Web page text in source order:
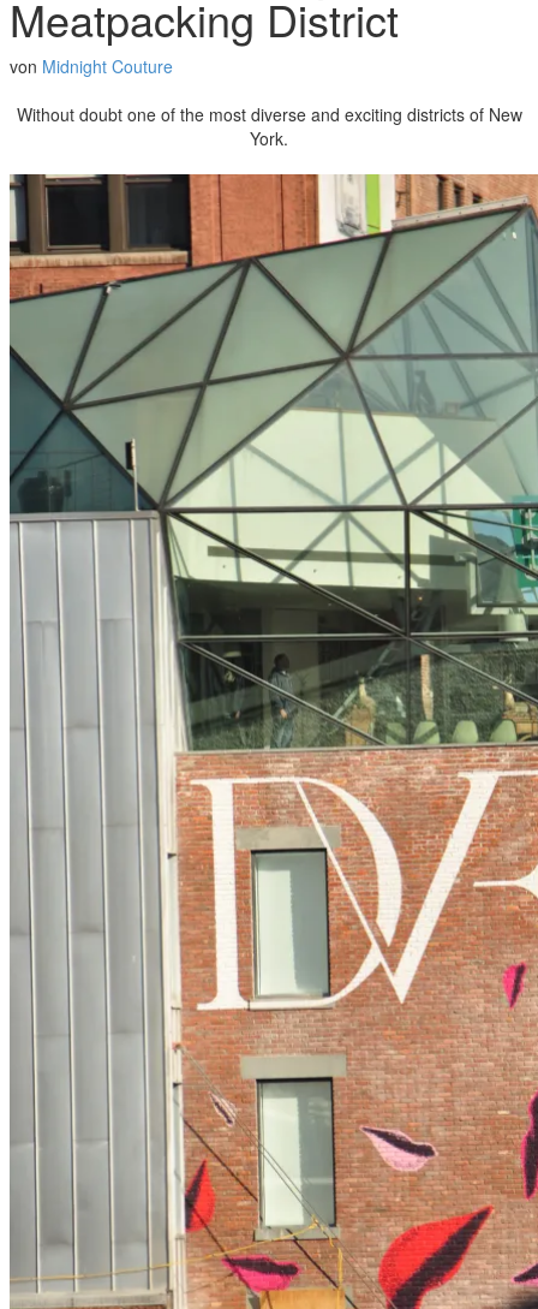
Meatpacking District
von Midnight Couture
Without doubt one of the most diverse and exciting districts of New
York.